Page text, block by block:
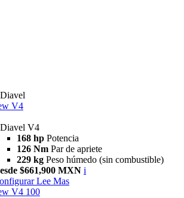
V4
V4
168 hp Potencia
126 Nm Par de apriete
229 kg Peso húmedo (sin combustible)
$661,900 MXN i
Lee Mas
V4 100